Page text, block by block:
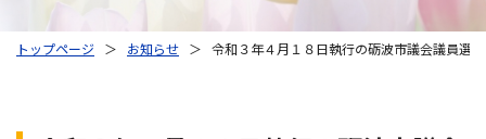
トップページ ＞ お知らせ ＞ 令和３年４月１８日執行の砺波市議会議員選